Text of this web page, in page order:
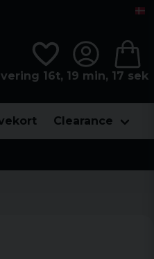
16t, 19 min, 15 sek
Clearance